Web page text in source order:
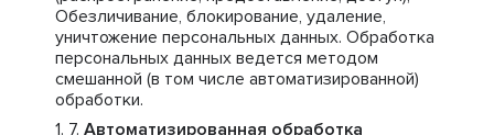
Обезличивание, блокирование, удаление,
уничтожение персональных данных. Обработка
персональных данных ведется методом
смешанной (в том числе автоматизированной)
обработки.
Автоматизированная обработка